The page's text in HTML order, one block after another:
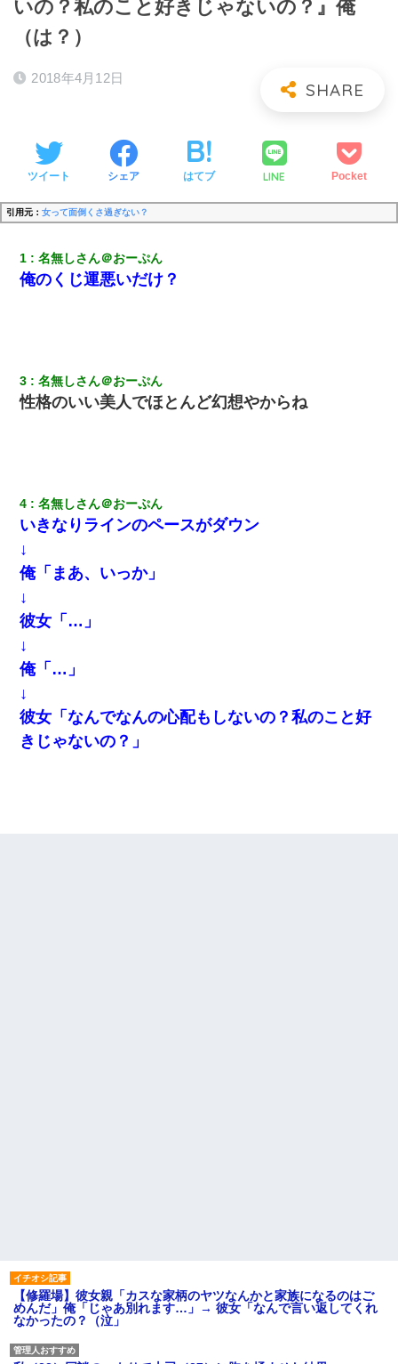
いの？私のこと好きじゃないの？』俺
（は？）
2018年4月12日
ツイート シェア はてブ LINE Pocket
引用元： 女って面倒くさ過ぎない？
1 名無しさん＠おーぷん
俺のくじ運悪いだけ？
3 名無しさん＠おーぷん
性格のいい美人でほとんど幻想やからね
4 名無しさん＠おーぷん
いきなりラインのペースがダウン
↓
俺「まあ、いっか」
↓
彼女「…」
↓
俺「…」
↓
彼女「なんでなんの心配もしないの？私のこと好
きじゃないの？」
【修羅場】彼女親「カスな家柄のヤツなんかと家族になるのはご
めんだ」俺「じゃあ別れます…」→ 彼女「なんで言い返してくれ
なかったの？（泣」